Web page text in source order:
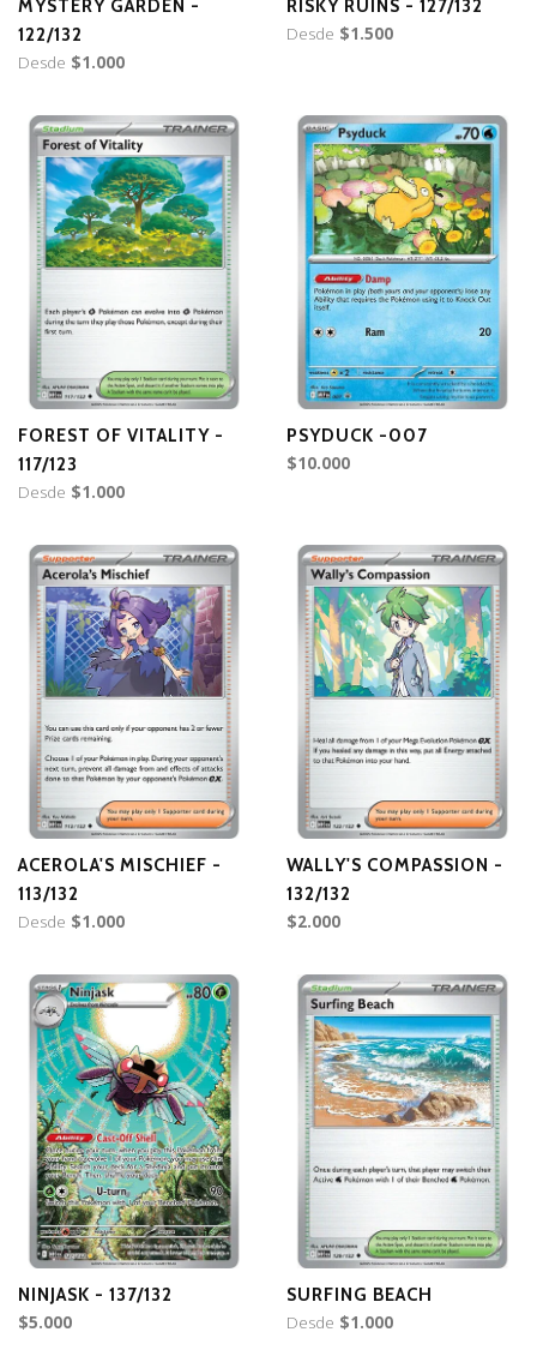
MYSTERY GARDEN -
122/132
Desde $1.000
RISKY RUINS - 127/132
Desde $1.500
FOREST OF VITALITY -
117/123
Desde $1.000
PSYDUCK -007
$10.000
ACEROLA'S MISCHIEF -
113/132
Desde $1.000
WALLY'S COMPASSION -
132/132
$2.000
NINJASK - 137/132
$5.000
SURFING BEACH
Desde $1.000